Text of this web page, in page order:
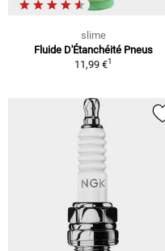
slime
Fluide D'Étanchéité Pneus
11,99 €1